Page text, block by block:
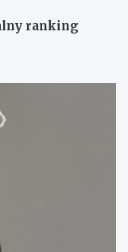
ranking